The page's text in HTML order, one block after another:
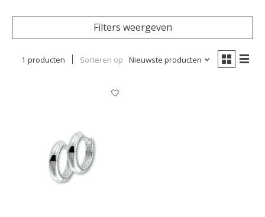
Filters weergeven
1 producten Sorteren op Nieuwste producten